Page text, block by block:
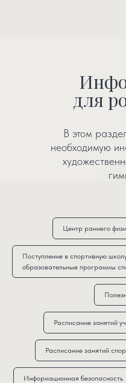
для
В этом
необходимую
Центр раннего
Поступление в спортивную
образовательные программы
Расписание занятий
Расписание занятий
Информационная безопасность